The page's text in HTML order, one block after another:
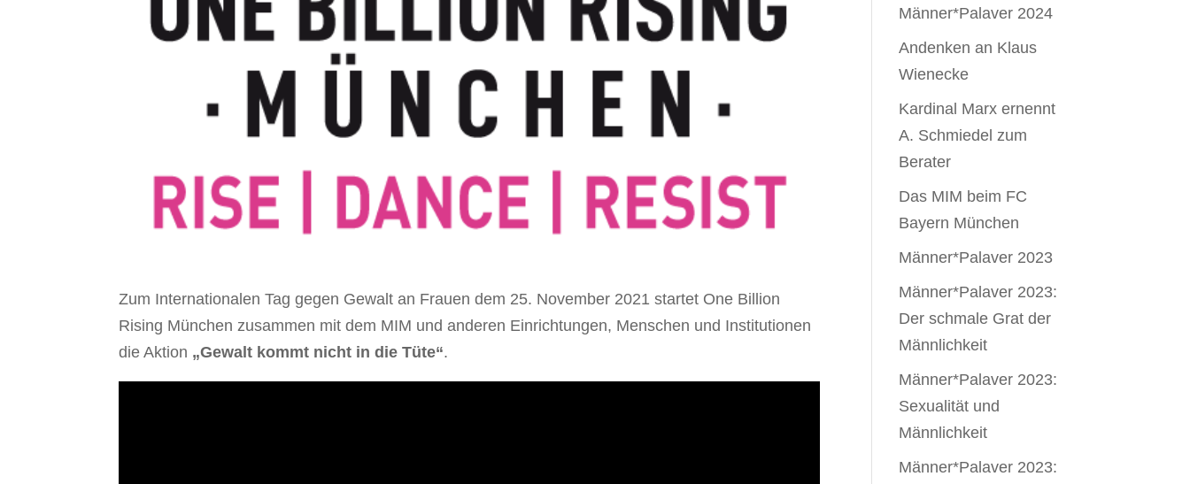
Zum Internationalen Tag gegen Gewalt an Frauen dem 25. November 2021 startet One Billion
Rising München zusammen mit dem MIM und anderen Einrichtungen, Menschen und Institutionen
die Aktion „Gewalt kommt nicht in die Tüte“.
Männer*Palaver 2024
Andenken an Klaus
Wienecke
Kardinal Marx ernennt
A. Schmiedel zum
Berater
Das MIM beim FC
Bayern München
Männer*Palaver 2023
Männer*Palaver 2023:
Der schmale Grat der
Männlichkeit
Männer*Palaver 2023:
Sexualität und
Männlichkeit
Männer*Palaver 2023: